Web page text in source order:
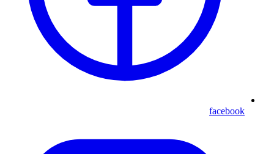
facebook